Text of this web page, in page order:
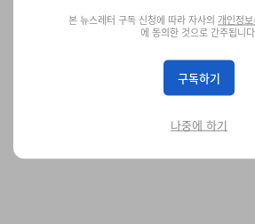
은 아티스트의 싱글까지 한 번에 모았다.
본 뉴스레터 구독 신청에 따라 자사의 개인정
에 동의한 것으로 간주됩니다.
구독하기
나중에 하기